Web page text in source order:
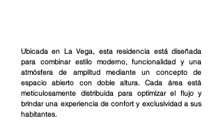
Ubicada en La Vega, esta residencia está diseñada
para combinar estilo moderno, funcionalidad y una
atmósfera de amplitud mediante un concepto de
espacio abierto con doble altura. Cada área está
meticulosamente distribuida para optimizar el flujo y
brindar una experiencia de confort y exclusividad a sus
habitantes.